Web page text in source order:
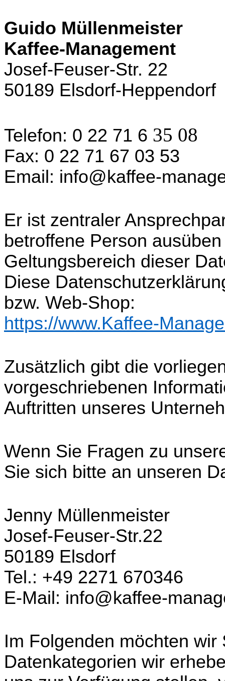
Guido Müllenmeister
Kaffee-Management
Josef-Feuser-Str. 22
50189 Elsdorf-Heppendorf
Telefon: 0 22 71 6 35 08
Fax: 0 22 71 67 03 53
Email: info@kaffee-
Er ist zentraler
betroffene Person
Geltungsbereich dieser
Diese
bzw. Web-Shop:
https://www.Kaffee-
Zusätzlich gibt die
vorgeschriebenen
Auftritten unseres
Wenn Sie Fragen zu
Sie sich bitte an unseren
Jenny Müllenmeister
Josef-Feuser-Str.22
50189 Elsdorf
Tel.: +49 2271 670346
E-Mail: info@kaffee-
Im Folgenden möchten
Datenkategorien wir